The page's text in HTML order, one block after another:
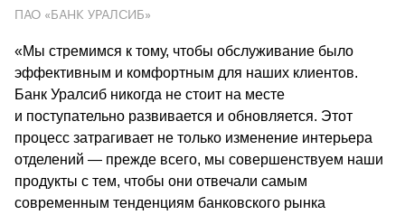
ПАО «БАНК УРАЛСИБ»
«Мы стремимся к тому, чтобы обслуживание было
эффективным и комфортным для наших клиентов.
Банк Уралсиб никогда не стоит на месте
и поступательно развивается и обновляется. Этот
процесс затрагивает не только изменение интерьера
отделений — прежде всего, мы совершенствуем наши
продукты с тем, чтобы они отвечали самым
современным тенденциям банковского рынка